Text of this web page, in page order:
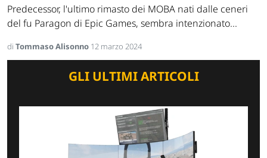
Predecessor, l'ultimo rimasto dei MOBA nati dalle ceneri
del fu Paragon di Epic Games, sembra intenzionato...
di Tommaso Alisonno 12 marzo 2024
GLI ULTIMI ARTICOLI